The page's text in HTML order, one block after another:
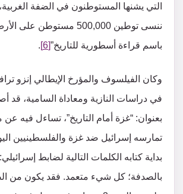
التي يشنها المستوطنون في الضفة
ننسى توطين 500,000 مستوطن
باسم قراءة أسطورية للتاريخ”[6]
.
وكان الفيلسوف والمؤرخ الإيطالي إنزو
في دراسات النازية ومعاداة السامية، قد
بعنوان: “غزة أمام التاريخ”، تساءل فيه
تمارسه إسرائيل ضد غزة والفلسطينيين
بداية كتابه الكلمات التالية لضابط
بالصدفة؛ كل شيء متعمد. فقد يكون من